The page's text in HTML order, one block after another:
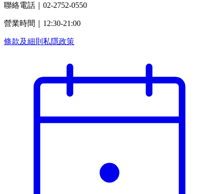
聯絡電話｜02-2752-0550
營業時間｜12:30-21:00
條款及細則 私隱政策